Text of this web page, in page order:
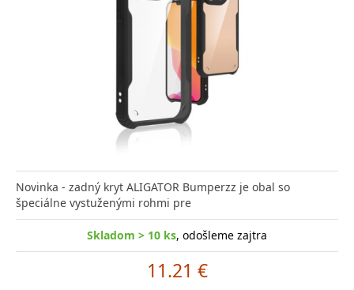
Novinka - zadný kryt ALIGATOR Bumperzz je obal so
špeciálne vystuženými rohmi pre
Skladom > 10 ks, odošleme zajtra
11.21 €